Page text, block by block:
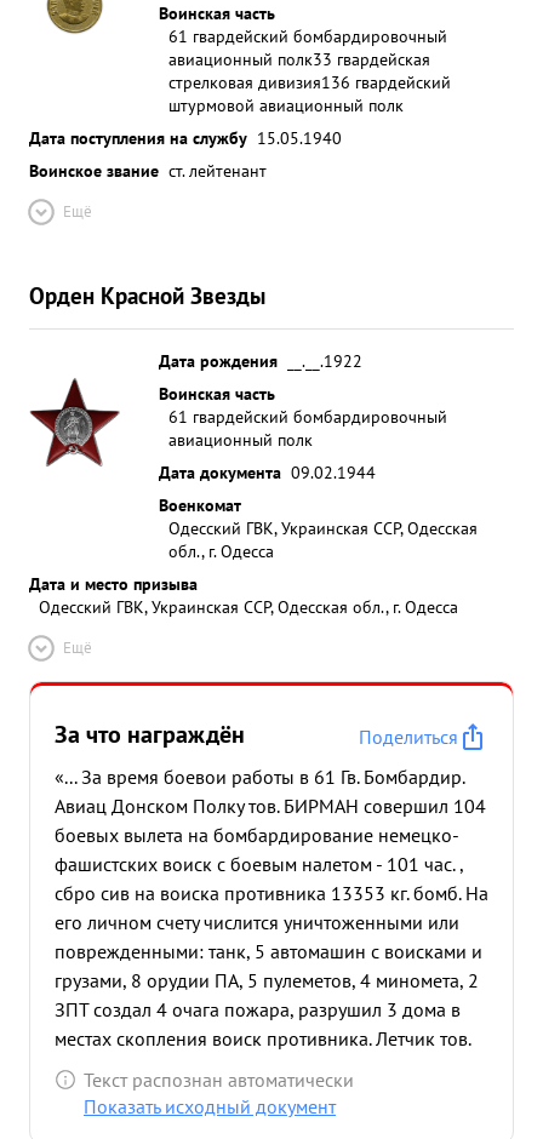
Воинская часть
61 гвардейский бомбардировочный
авиационный полк33 гвардейская
стрелковая дивизия136 гвардейский
штурмовой авиационный полк
Дата поступления на службу 15.05.1940
Воинское звание ст. лейтенант
Ещё
Орден Красной Звезды
Дата рождения
__.__.1922
Воинская часть
61 гвардейский бомбардировочный
авиационный полк
Дата документа 09.02.1944
Военкомат
Одесский ГВК, Украинская ССР, Одесская
обл., г. Одесса
Дата и место призыва
Одесский ГВК, Украинская ССР, Одесская обл., г. Одесса
Ещё
За что награждён
Поделиться
«... За время боевои работы в 61 Гв. Бомбардир.
Авиац Донском Полку тов. БИРМАН совершил 104
боевых вылета на бомбардирование немецко-
фашистских воиск с боевым налетом - 101 час. ,
сбро сив на воиска противника 13353 кг. бомб. На
его личном счету числится уничтоженными или
поврежденными: танк, 5 автомашин с воисками и
грузами, 8 орудии ПА, 5 пулеметов, 4 миномета, 2
ЗПТ создал 4 очага пожара, разрушил 3 дома в
местах скопления воиск противника. Летчик тов.
БИРМАН на боевые задания летает смело и
уверенно, проявляя мужество и отвагу при
Текст распознан автоматически
Показать исходный документ